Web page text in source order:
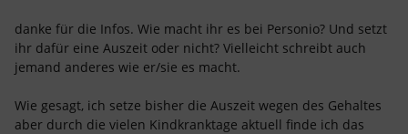
danke für die Infos. Wie macht ihr es bei Personio? Und setzt
ihr dafür eine Auszeit oder nicht? Vielleicht schreibt auch
jemand anderes wie er/sie es macht.
Wie gesagt, ich setze bisher die Auszeit wegen des Gehaltes
aber durch die vielen Kindkranktage aktuell finde ich das